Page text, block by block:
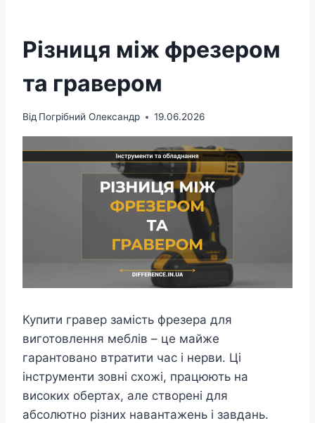
Різниця між фрезером
та гравером
Від Погрібний Олександр 19.06.2026
Купити гравер замість фрезера для
виготовлення меблів – це майже
гарантовано втратити час і нерви. Ці
інструменти зовні схожі, працюють на
високих обертах, але створені для
абсолютно різних навантажень і завдань.